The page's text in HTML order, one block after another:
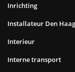
Inrichting
Installateur Den Haag
Interieur
Interne transport